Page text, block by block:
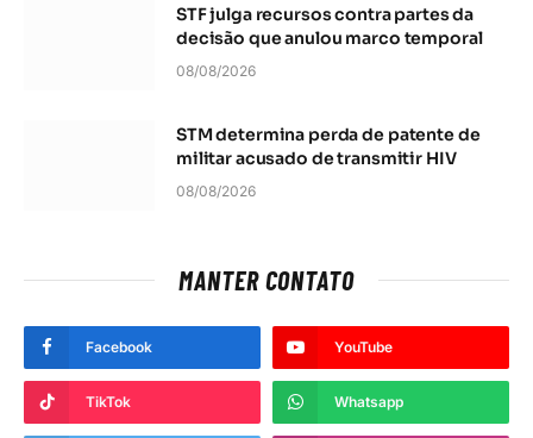
STF julga recursos contra partes da
decisão que anulou marco temporal
08/08/2026
STM determina perda de patente de
militar acusado de transmitir HIV
08/08/2026
MANTER CONTATO
Facebook YouTube
TikTok Whatsapp